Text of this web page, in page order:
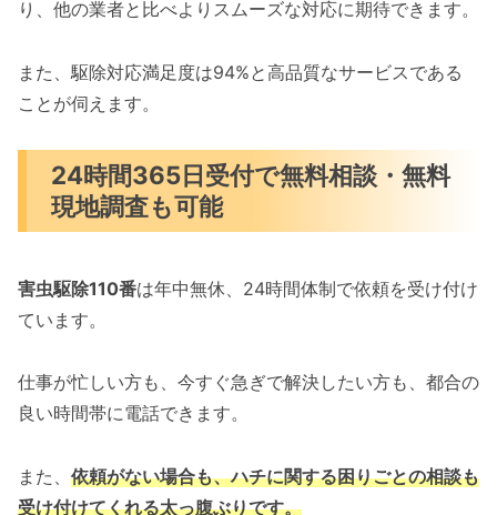
り、他の業者と比べよりスムーズな対応に期待できます。
また、駆除対応満足度は94%と高品質なサービスである
ことが伺えます。
24時間365日受付で無料相談・無料
現地調査も可能
害虫駆除110番は年中無休、24時間体制で依頼を受け付け
ています。
仕事が忙しい方も、今すぐ急ぎで解決したい方も、都合の
良い時間帯に電話できます。
また、 依頼がない場合も、ハチに関する困りごとの相談も
受け付けてくれる太っ腹ぶりです。